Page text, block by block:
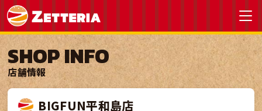
SHOP INFO
店舗情報
BIGFUN平和島店